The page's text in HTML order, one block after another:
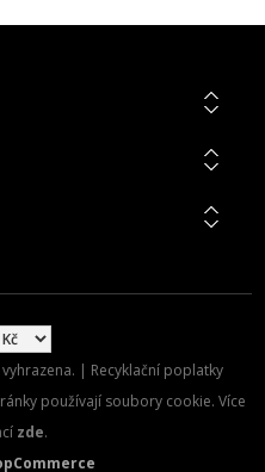
| Recyklační poplatky
používají soubory cookie. Více
zde.